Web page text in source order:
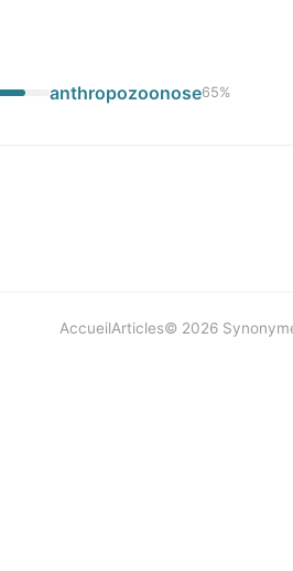
anthropozoonose65%
AccueilArticles© 2026